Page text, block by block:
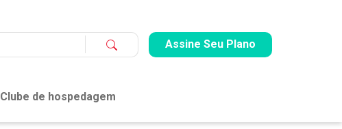
Assine Seu Plano
Clube de hospedagem